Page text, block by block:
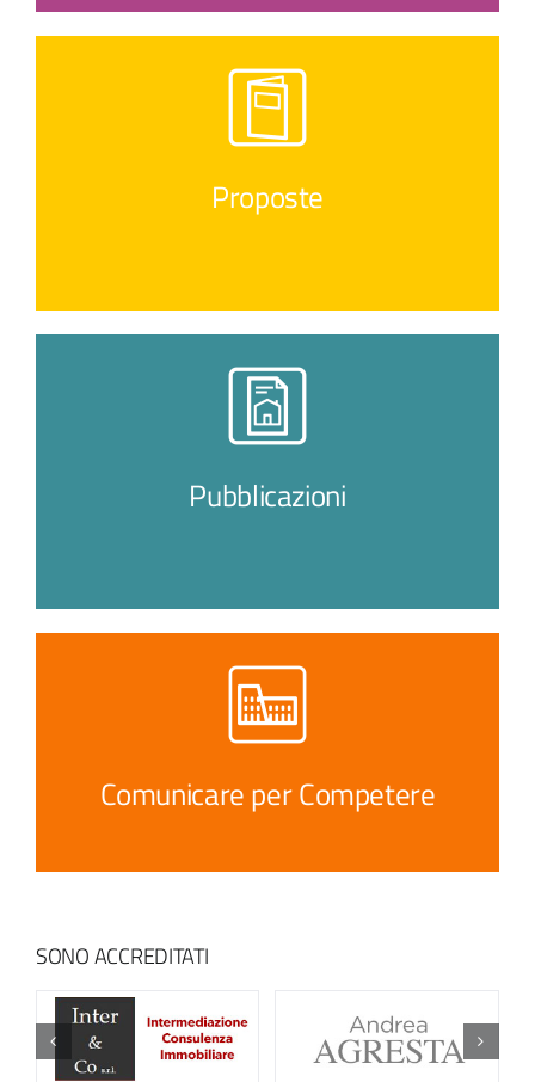
Proposte
Pubblicazioni
Comunicare per Competere
SONO ACCREDITATI